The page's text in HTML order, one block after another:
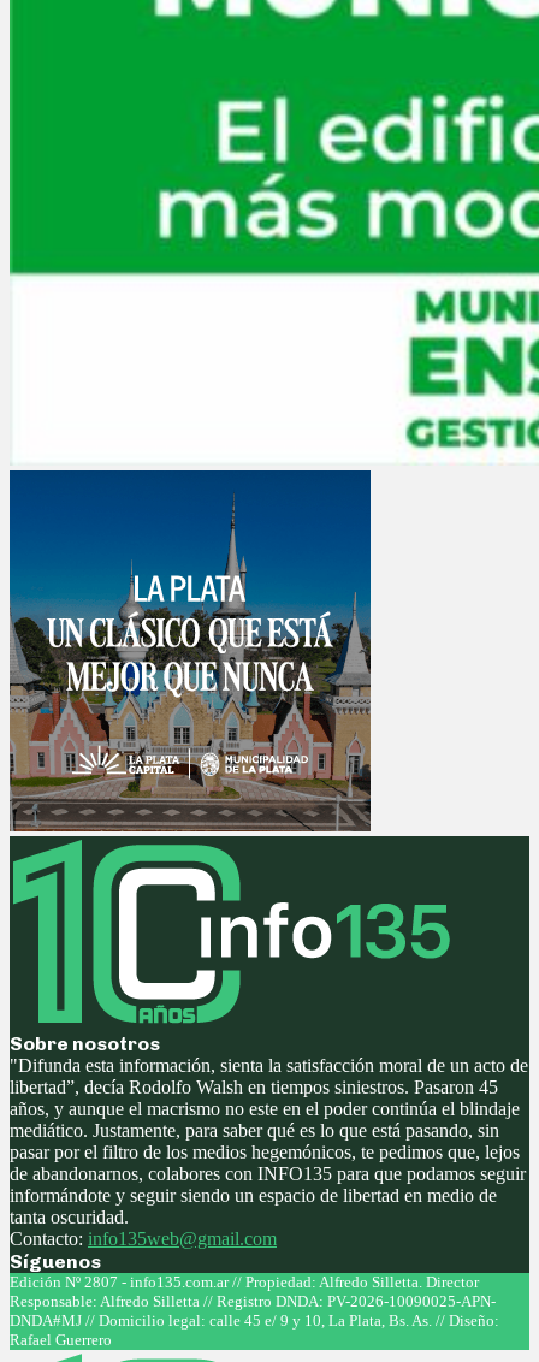
Sobre nosotros
"Difunda esta información, sienta la satisfacción moral de un acto de
libertad”, decía Rodolfo Walsh en tiempos siniestros. Pasaron 45
años, y aunque el macrismo no este en el poder continúa el blindaje
mediático. Justamente, para saber qué es lo que está pasando, sin
pasar por el filtro de los medios hegemónicos, te pedimos que, lejos
de abandonarnos, colabores con INFO135 para que podamos seguir
informándote y seguir siendo un espacio de libertad en medio de
tanta oscuridad.
Contacto: info135web@gmail.com
Síguenos
Facebook
Twitter
Instagram
Youtube
Edición Nº 2807 - info135.com.ar // Propiedad: Alfredo Silletta. Director
Responsable: Alfredo Silletta // Registro DNDA: PV-2026-10090025-APN-
DNDA#MJ // Domicilio legal: calle 45 e/ 9 y 10, La Plata, Bs. As. // Diseño:
Rafael Guerrero